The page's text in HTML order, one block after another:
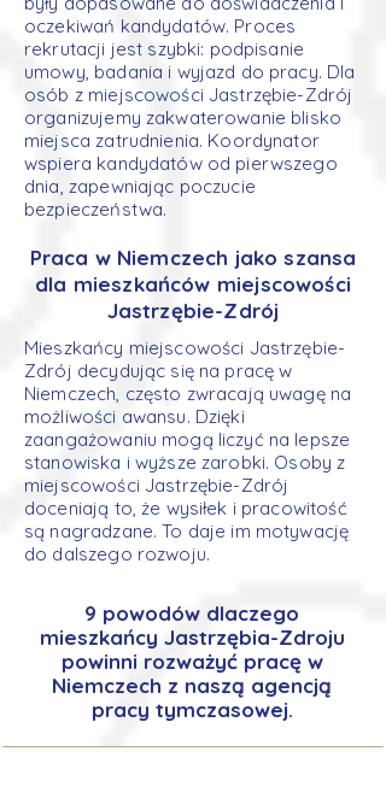
oczekiwań kandydatów. Proces
rekrutacji jest szybki: podpisanie
umowy, badania i wyjazd do pracy. Dla
osób z miejscowości Jastrzębie-Zdrój
organizujemy zakwaterowanie blisko
miejsca zatrudnienia. Koordynator
wspiera kandydatów od pierwszego
dnia, zapewniając poczucie
bezpieczeństwa.
Praca w Niemczech jako szansa
dla mieszkańców miejscowości
Jastrzębie-Zdrój
Mieszkańcy miejscowości Jastrzębie-
Zdrój decydując się na pracę w
Niemczech, często zwracają uwagę na
możliwości awansu. Dzięki
zaangażowaniu mogą liczyć na lepsze
stanowiska i wyższe zarobki. Osoby z
miejscowości Jastrzębie-Zdrój
doceniają to, że wysiłek i pracowitość
są nagradzane. To daje im motywację
do dalszego rozwoju.
9 powodów dlaczego
mieszkańcy Jastrzębia-Zdroju
powinni rozważyć pracę w
Niemczech z naszą agencją
pracy tymczasowej.